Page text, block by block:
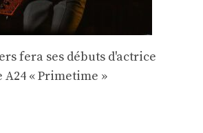
fera ses débuts d'actrice
A24 « Primetime »